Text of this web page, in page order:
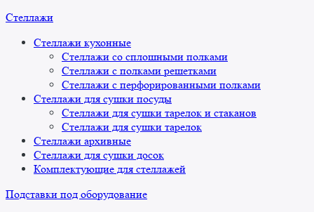
Стеллажи
Стеллажи кухонные
Стеллажи со сплошными полками
Стеллажи с полками решетками
Стеллажи с перфорированными полками
Стеллажи для сушки посуды
Стеллажи для сушки тарелок и стаканов
Стеллажи для сушки тарелок
Стеллажи архивные
Стеллажи для сушки досок
Комплектующие для стеллажей
Подставки под оборудование